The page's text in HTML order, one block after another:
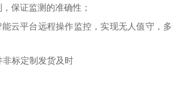
保证监测的准确性；
云平台远程操作监控，实现无人值守，多